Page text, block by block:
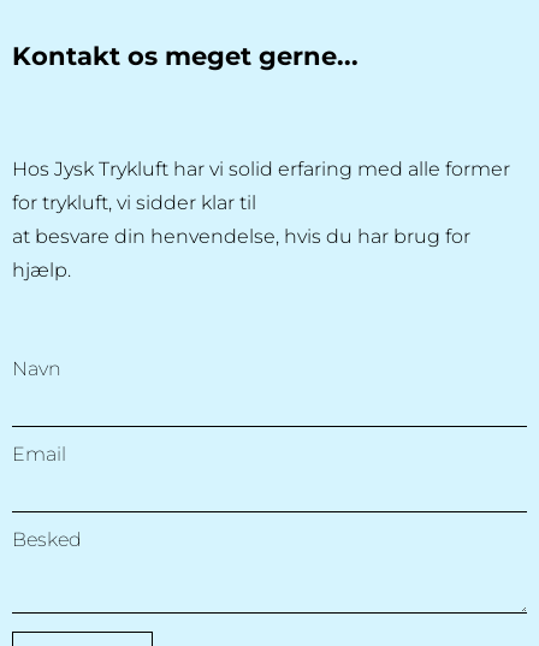
Kontakt os meget gerne...
Hos Jysk Trykluft har vi solid erfaring med alle former
for trykluft, vi sidder klar til
at besvare din henvendelse, hvis du har brug for
hjælp.
Navn
Email
Besked